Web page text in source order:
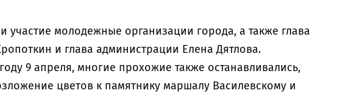
участие молодежные организации города, а также глава
и глава администрации Елена Дятлова.
9 апреля, многие прохожие также останавливались,
цветов к памятнику маршалу Василевскому и